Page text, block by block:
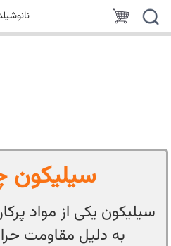
سیلیکون یکی از مواد
به دلیل مقاومت
جستجو
سبد